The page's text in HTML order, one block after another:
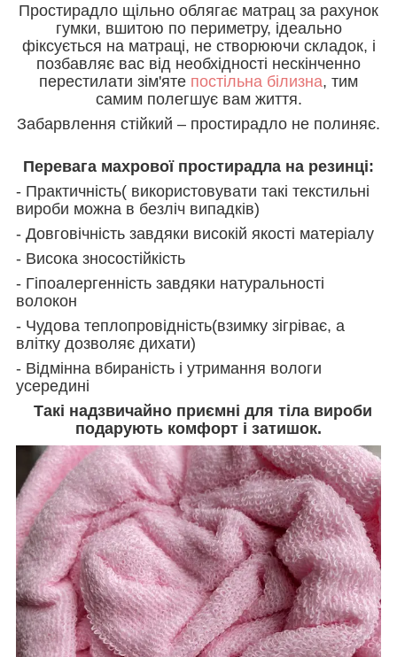
Простирадло щільно облягає матрац за рахунок
гумки, вшитою по периметру, ідеально
фіксується на матраці, не створюючи складок, і
позбавляє вас від необхідності нескінченно
перестилати зім'яте постільна білизна, тим
самим полегшує вам життя.
Забарвлення стійкий – простирадло не полиняє.
Перевага махрової простирадла на резинці:
- Практичність( використовувати такі текстильні
вироби можна в безліч випадків)
- Довговічність завдяки високій якості матеріалу
- Висока зносостійкість
- Гіпоалергенність завдяки натуральності
волокон
- Чудова теплопровідність(взимку зігріває, а
влітку дозволяє дихати)
- Відмінна вбираність і утримання вологи
усередині
Такі надзвичайно приємні для тіла вироби
подарують комфорт і затишок.